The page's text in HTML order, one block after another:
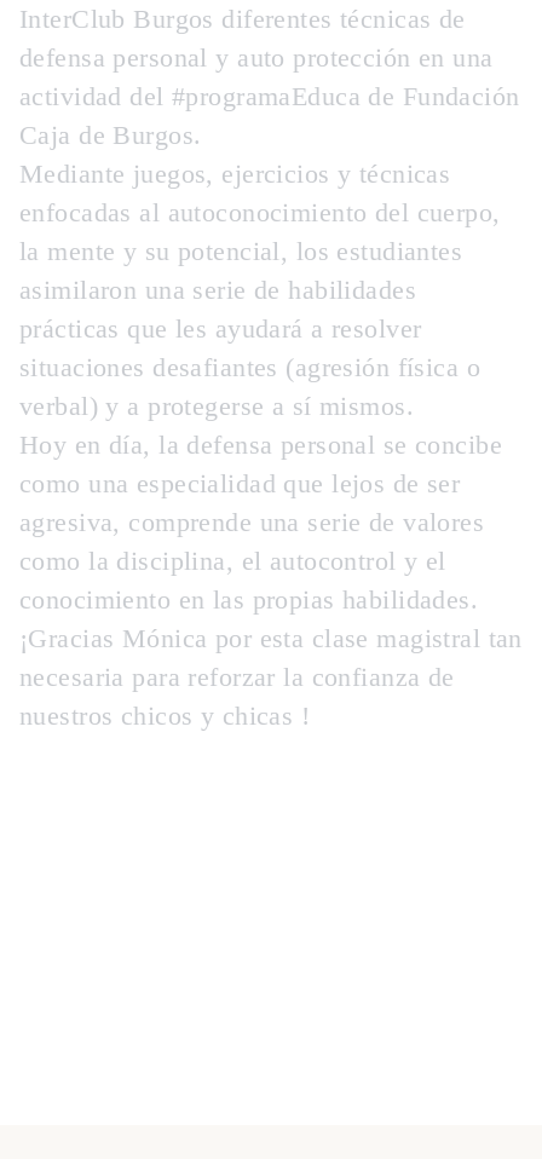
InterClub Burgos diferentes técnicas de
defensa personal y auto protección en una
actividad del #programaEduca de Fundación
Caja de Burgos.
Mediante juegos, ejercicios y técnicas
enfocadas al autoconocimiento del cuerpo,
la mente y su potencial, los estudiantes
asimilaron una serie de habilidades
prácticas que les ayudará a resolver
situaciones desafiantes (agresión física o
verbal) y a protegerse a sí mismos.
Hoy en día, la defensa personal se concibe
como una especialidad que lejos de ser
agresiva, comprende una serie de valores
como la disciplina, el autocontrol y el
conocimiento en las propias habilidades.
¡Gracias Mónica por esta clase magistral tan
necesaria para reforzar la confianza de
nuestros chicos y chicas !